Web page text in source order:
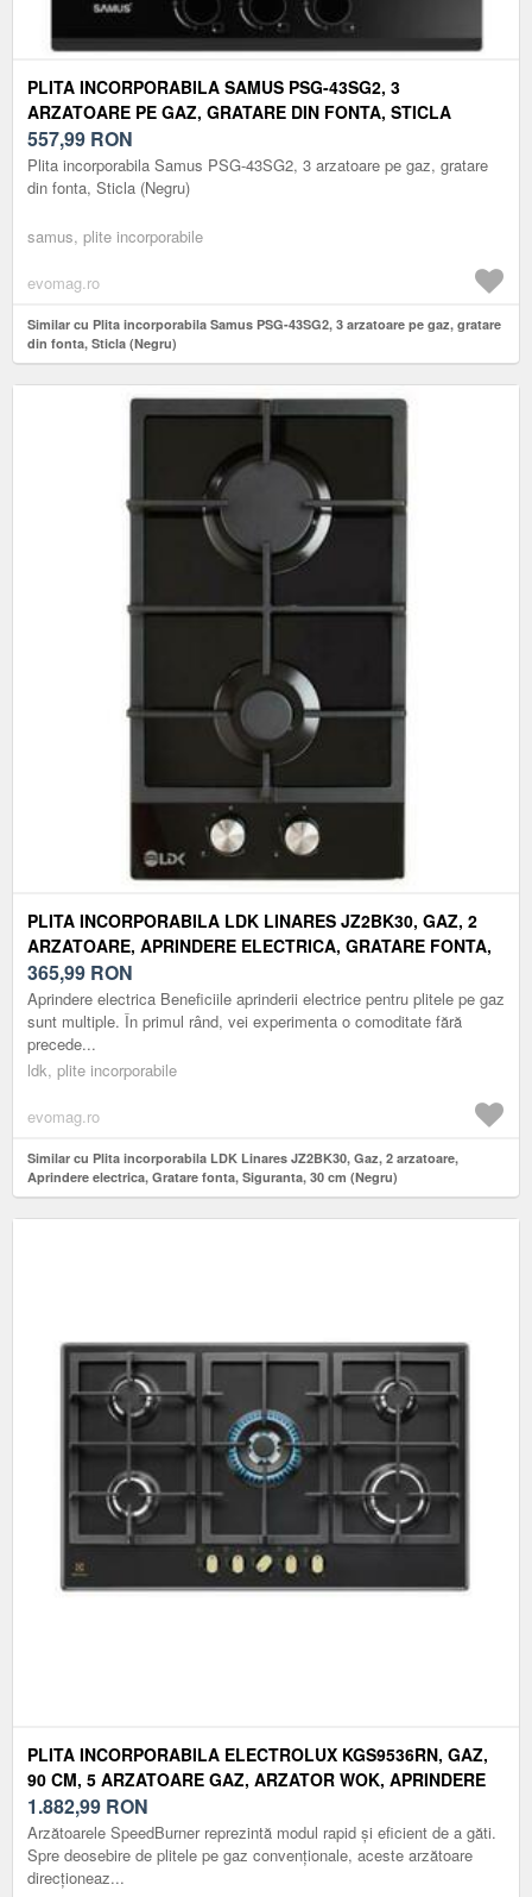
PLITA INCORPORABILA SAMUS PSG-43SG2, 3
ARZATOARE PE GAZ, GRATARE DIN FONTA, STICLA
(NEGRU)
557,99 RON
Plita incorporabila Samus PSG-43SG2, 3 arzatoare pe gaz, gratare
din fonta, Sticla (Negru)
samus, plite incorporabile
evomag.ro
Similar cu Plita incorporabila Samus PSG-43SG2, 3 arzatoare pe gaz, gratare
din fonta, Sticla (Negru)
PLITA INCORPORABILA LDK LINARES JZ2BK30, GAZ, 2
ARZATOARE, APRINDERE ELECTRICA, GRATARE FONTA,
SIGURANTA, 30 CM (NEGRU)
365,99 RON
Aprindere electrica Beneficiile aprinderii electrice pentru plitele pe gaz
sunt multiple. În primul rând, vei experimenta o comoditate fără
precede...
ldk, plite incorporabile
evomag.ro
Similar cu Plita incorporabila LDK Linares JZ2BK30, Gaz, 2 arzatoare,
Aprindere electrica, Gratare fonta, Siguranta, 30 cm (Negru)
PLITA INCORPORABILA ELECTROLUX KGS9536RN, GAZ,
90 CM, 5 ARZATOARE GAZ, ARZATOR WOK, APRINDERE
ELECTRICA INTEGRATA, CONTROL CU BUTOANE
FRONTAL, DISPOZITIV SIGURANTA, GRATARE DE FONTA,
RUSTIC (NEGRU)
1.882,99 RON
Arzătoarele SpeedBurner reprezintă modul rapid și eficient de a găti.
Spre deosebire de plitele pe gaz convenţionale, aceste arzătoare
direcţioneaz...